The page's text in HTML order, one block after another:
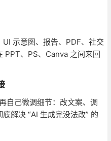
示意图、报告、PDF、社交
PPT、PS、Canva 之间来回
自己微调细节：改文案、调
解决 “AI 生成完没法改” 的